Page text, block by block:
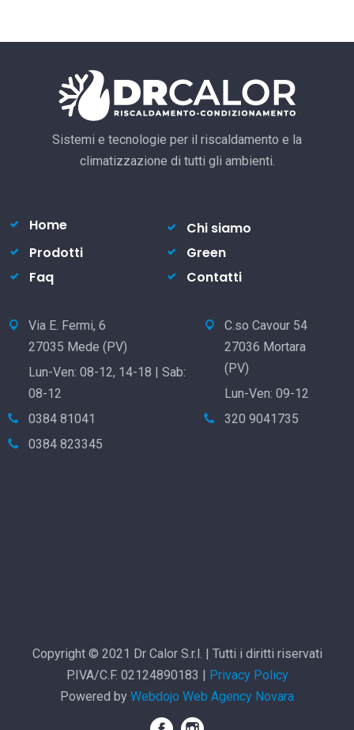
Sistemi e tecnologie per il riscaldamento e la
climatizzazione di tutti gli ambienti.
Home
Chi siamo
Prodotti
Green
Faq
Contatti
Via E. Fermi, 6
27035 Mede (PV)
Lun-Ven: 08-12, 14-18 | Sab:
08-12
0384 81041
0384 823345
C.so Cavour 54
27036 Mortara
(PV)
Lun-Ven: 09-12
320 9041735
Copyright © 2021 Dr Calor S.r.l. | Tutti i diritti riservati
P.IVA/C.F. 02124890183 | Privacy Policy
Powered by Webdojo Web Agency Novara